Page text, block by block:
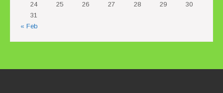
24
25 26 27 28 29
30
31
« Feb